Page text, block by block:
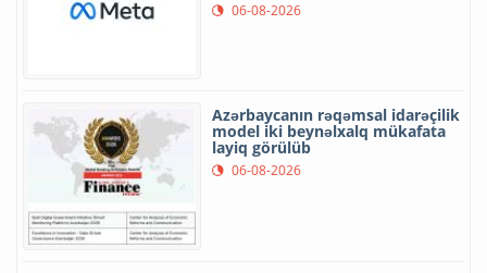
06-08-2026
Azərbaycanın rəqəmsal idarəçilik
model iki beynəlxalq mükafata
layiq görülüb
06-08-2026